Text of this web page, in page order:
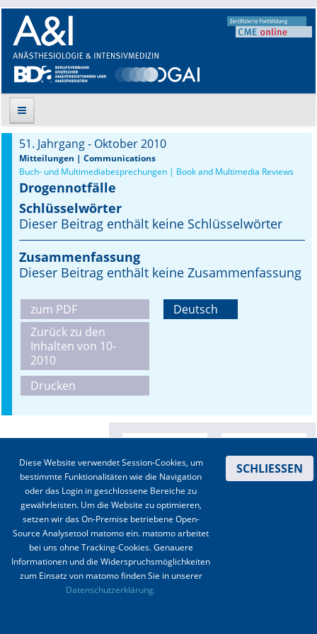
Suche
Aktuelle Ausgabe
Leitlinien
Archiv
Supplements
Supplements OrphanAnesthesia
Online First
A&I English
Autoren-Service
Bestell-Service
Stellenmarkt
Kongresskalender
51. Jahrgang - Oktober 2010
Mitteilungen | Communications
Buch- und Multimediabesprechungen | Book and Multimedia Reviews
Drogennotfälle
Schlüsselwörter
Dieser Beitrag enthält keine Schlüsselwörter
Zusammenfassung
Dieser Beitrag enthält keine Zusammenfassung
zum PDF
Zurück zu den
Inhalten von 10-
2010
Drucken
Deutsch
Impressum Datenschutz
Diese Website verwendet Session-Cookies, um
bestimmte Funktionalitäten wie die Navigation
oder das Login in geschlossene Bereiche zu
gewährleisten. Um die Website zu optimieren,
setzen wir das On-Premise betriebene Open-
Source Analysetool matomo ein. matomo arbeitet
bei uns ohne Tracking-Cookies. Genauere
Informationen und die Widerspruchsmöglichkeiten
zum Einsatz von matomo finden Sie in unserer
Datenschutzerklärung.
SCHLIESSEN